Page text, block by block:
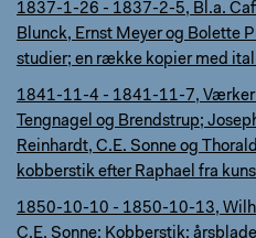
1837-1-26 - 1837-2-5, Bl.a.
Blunck, Ernst Meyer og Bolette
studier; en række kopier med
1841-11-4 - 1841-11-7, Værker
Tengnagel og Brendstrup;
Reinhardt, C.E. Sonne og
kobberstik efter Raphael fra
1850-10-10 - 1850-10-13,
C.E. Sonne: Kobberstik;